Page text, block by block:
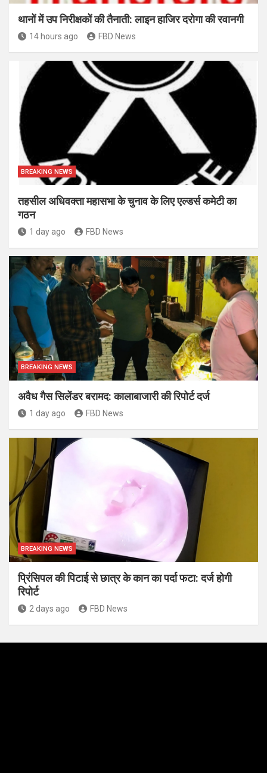
थानों में उप निरीक्षकों की तैनाती: लाइन हाजिर दरोगा की रवानगी
14 hours ago FBD News
BREAKING NEWS
तहसील अधिवक्ता महासभा के चुनाव के लिए एल्डर्स कमेटी का
गठन
1 day ago FBD News
BREAKING NEWS
अवैध गैस सिलेंडर बरामद: कालाबाजारी की रिपोर्ट दर्ज
1 day ago FBD News
BREAKING NEWS
प्रिंसिपल की पिटाई से छात्र के कान का पर्दा फटा: दर्ज होगी
रिपोर्ट
2 days ago FBD News